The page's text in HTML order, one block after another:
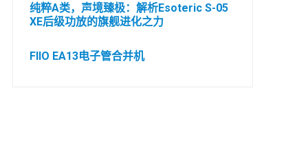
纯粹A类，声境臻极：解析Esoteric S-05
XE后级功放的旗舰进化之力
FIIO EA13电子管合并机